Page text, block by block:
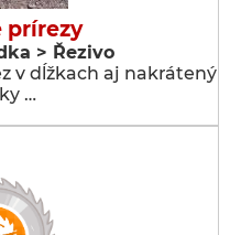
prírezy
> Řezivo
v dĺžkach aj nakrátený
…